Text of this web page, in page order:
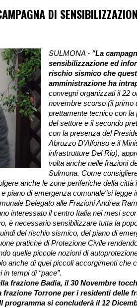
DI
SULMONA - "La
sensibilizzazione ed
rischio sismico che
amministrazione ha
convegni organizzati il 22
novembre scorso (il primo
prettamente tecnico con la
del settore e il secondo
con la presenza del
Abruzzo D’Alfonso e il
infrastrutture Del Rio),
volta anche nelle frazioni
Sulmona. Come
anche le zone periferiche della città
piano di emergenza comunale"si legge
Delegato alle Frazioni Andrea
interessato il centro Italia nei mesi
è necessario sensibilizzare tutta la
del rischio sismico, del piano di
pratiche di Protezione Civile
quelle piccole nozioni di
anche di quei piccoli accorgimenti che
tempi di “pace”.
frazione Badia, il 30 Novembre
frazione Torrone per i residenti delle
programma si concluderà il 12